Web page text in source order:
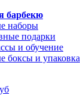
барбекю
наборы
подарки
и обучение
боксы и упаковка